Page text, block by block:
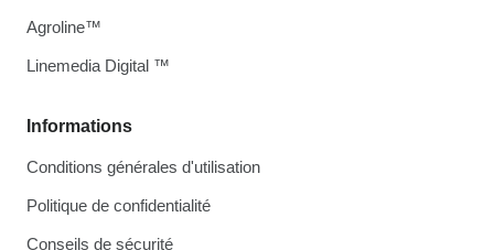
Informations
Conditions générales d'utilisation
Politique de confidentialité
Conseils de sécurité
Agroline™
Linemedia Digital ™